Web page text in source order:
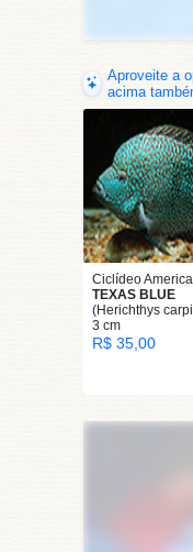
Aproveite a
acima
Ciclídeo
TEXAS BLUE
(Herichthys
3 cm
R$ 35,00